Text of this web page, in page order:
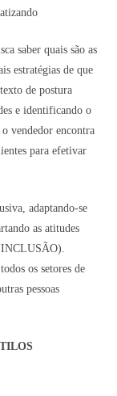
saber quais são as
estratégias de que
de postura
e identificando o
vendedor encontra
para efetivar
adaptando-se
as atitudes
os setores de
pessoas